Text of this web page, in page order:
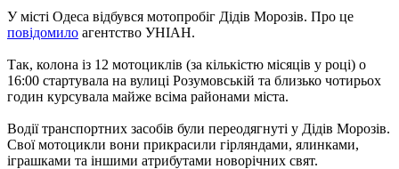
У місті Одеса відбувся мотопробіг Дідів Морозів. Про це
повідомило агентство УНІАН.
Так, колона із 12 мотоциклів (за кількістю місяців у році) о
16:00 стартувала на вулиці Розумовській та близько чотирьох
годин курсувала майже всіма районами міста.
Водії транспортних засобів були переодягнуті у Дідів Морозів.
Свої мотоцикли вони прикрасили гірляндами, ялинками,
іграшками та іншими атрибутами новорічних свят.